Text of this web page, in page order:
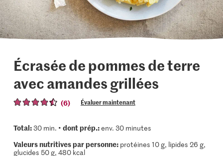
Écrasée de pommes de terre
avec amandes grillées
(6) Évaluer maintenant
Total:30 min. • dont prép.:env. 30 minutes
Valeurs nutritives par personne:protéines 10 g, lipides 26 g,
glucides 50 g, 480 kcal